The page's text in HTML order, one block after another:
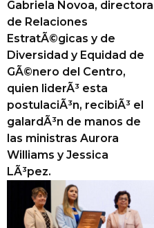
Canal Digital
Columnas de Opinión
Designaciones
Calendario de Eventos
Revistas Digital
Siguenos
Gabriela Novoa, directora
de Relaciones
EstratÃ©gicas y de
Diversidad y Equidad de
GÃ©nero del Centro,
quien liderÃ³ esta
postulaciÃ³n, recibiÃ³ el
galardÃ³n de manos de
las ministras Aurora
Williams y Jessica
LÃ³pez.